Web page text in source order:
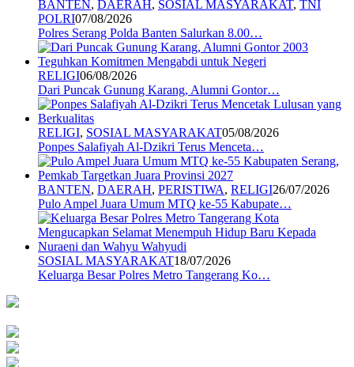
BANTEN, DAERAH, SOSIAL MASYARAKAT, TNI
POLRI07/08/2026
Polres Serang Polda Banten Salurkan 8.00…
RELIGI06/08/2026
Dari Puncak Gunung Karang, Alumni Gontor…
RELIGI, SOSIAL MASYARAKAT05/08/2026
Ponpes Salafiyah Al-Dzikri Terus Menceta…
BANTEN, DAERAH, PERISTIWA, RELIGI26/07/2026
Pulo Ampel Juara Umum MTQ ke-55 Kabupate…
SOSIAL MASYARAKAT18/07/2026
Keluarga Besar Polres Metro Tangerang Ko…